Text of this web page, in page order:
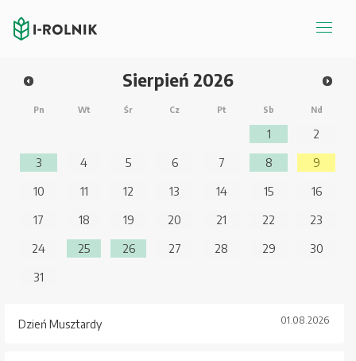
Sierpień 2026
Pn Wt Śr Cz Pt Sb Nd
1
2
3
4 5 6 7 8
9
10
11 12 13 14 15
16
17
18 19 20 21 22
23
24
25 26 27 28 29
30
31
Dzień Musztardy 01.08.2026